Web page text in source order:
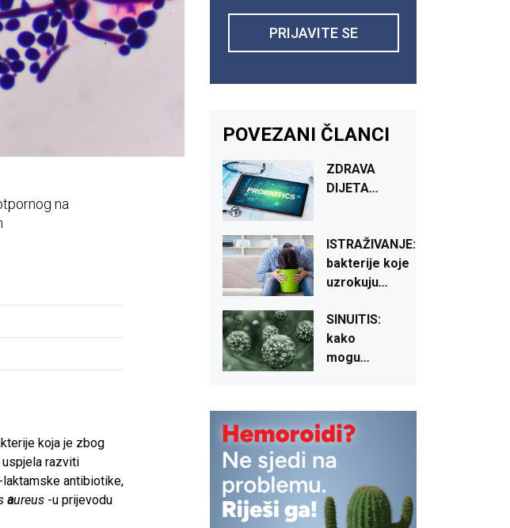
na
koja je zbog
razviti
antibiotike,
aureus -u prijevodu
PRIJAVITE SE
POVEZANI ČLANCI
ZDRAVA
DIJETA...
ISTRAŽIVANJE:
bakterije koje
uzrokuju...
SINUITIS:
kako
mogu...